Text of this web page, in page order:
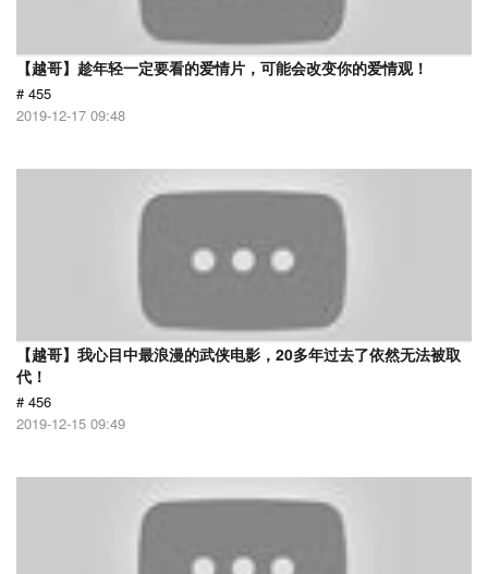
【越哥】趁年轻一定要看的爱情片，可能会改变你的爱情观！
# 455
2019-12-17 09:48
【越哥】我心目中最浪漫的武侠电影，20多年过去了依然无法被取
代！
# 456
2019-12-15 09:49